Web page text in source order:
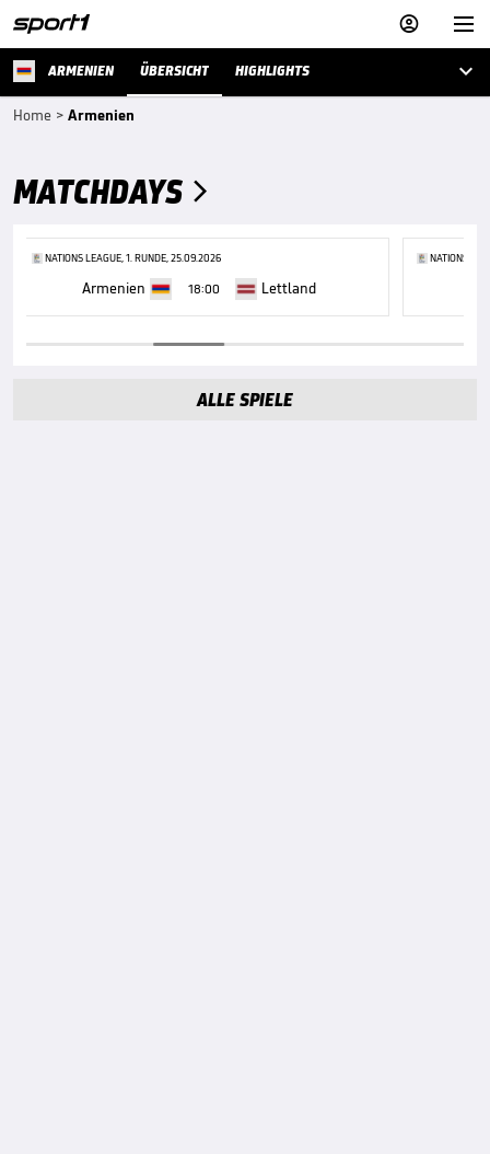


ARMENIEN ÜBERSICHT HIGHLIGHTS 
Home > Armenien
MATCHDAYS 
NATIONS LEAGUE, 1. RUNDE, 25.09.2026
Armenien 18:00 Lettland
NATIONS
ALLE SPIELE